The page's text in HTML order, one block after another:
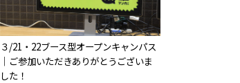
３/21・22ブース型オープンキャンパス
｜ご参加いただきありがとうございま
した！